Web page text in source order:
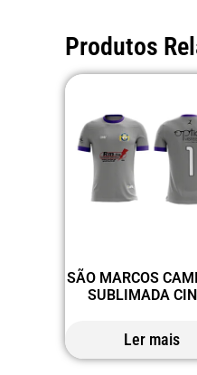
Produtos
SÃO MARCOS
SUBLIMADA
Ler mais